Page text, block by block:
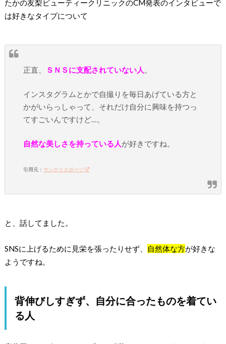
たかの友梨ビューティークリニックのCM発表のインタビューで
は好きなタイプについて
正直、 ＳＮＳに支配されていない人 。
インスタグラムとかで自撮りを毎日あげている方と
かがいらっしゃって、それだけ自分に興味を持つっ
てすごいんですけど…。
自然な美しさを持っている人が好きですね。
引用元：サンケイスポーツ
と、話してました。
SNSに上げるために見栄を張ったりせず、 自然体な方が好きな
ようですね。
背伸びしすぎず、自分に合ったものを着てい
る人